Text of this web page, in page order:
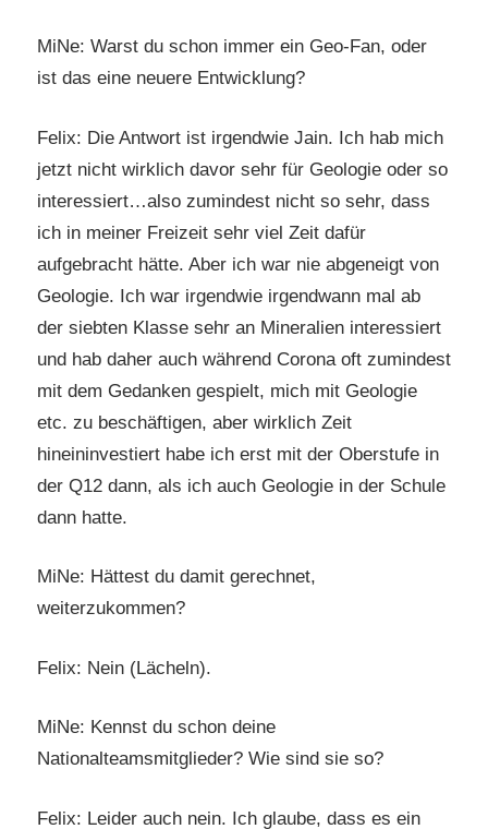
MiNe: Warst du schon immer ein Geo-Fan, oder
ist das eine neuere Entwicklung?
Felix: Die Antwort ist irgendwie Jain. Ich hab mich
jetzt nicht wirklich davor sehr für Geologie oder so
interessiert…also zumindest nicht so sehr, dass
ich in meiner Freizeit sehr viel Zeit dafür
aufgebracht hätte. Aber ich war nie abgeneigt von
Geologie. Ich war irgendwie irgendwann mal ab
der siebten Klasse sehr an Mineralien interessiert
und hab daher auch während Corona oft zumindest
mit dem Gedanken gespielt, mich mit Geologie
etc. zu beschäftigen, aber wirklich Zeit
hineininvestiert habe ich erst mit der Oberstufe in
der Q12 dann, als ich auch Geologie in der Schule
dann hatte.
MiNe: Hättest du damit gerechnet,
weiterzukommen?
Felix: Nein (Lächeln).
MiNe: Kennst du schon deine
Nationalteamsmitglieder? Wie sind sie so?
Felix: Leider auch nein. Ich glaube, dass es ein